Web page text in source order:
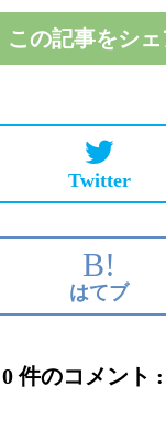
この記事をシ
Twitter
B!
はてブ
0 件のコメント :